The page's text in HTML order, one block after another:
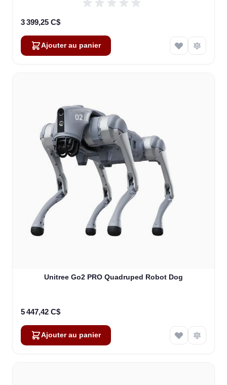
3 399,25 C$
Ajouter au panier
Unitree Go2 PRO Quadruped Robot Dog
5 447,42 C$
Ajouter au panier